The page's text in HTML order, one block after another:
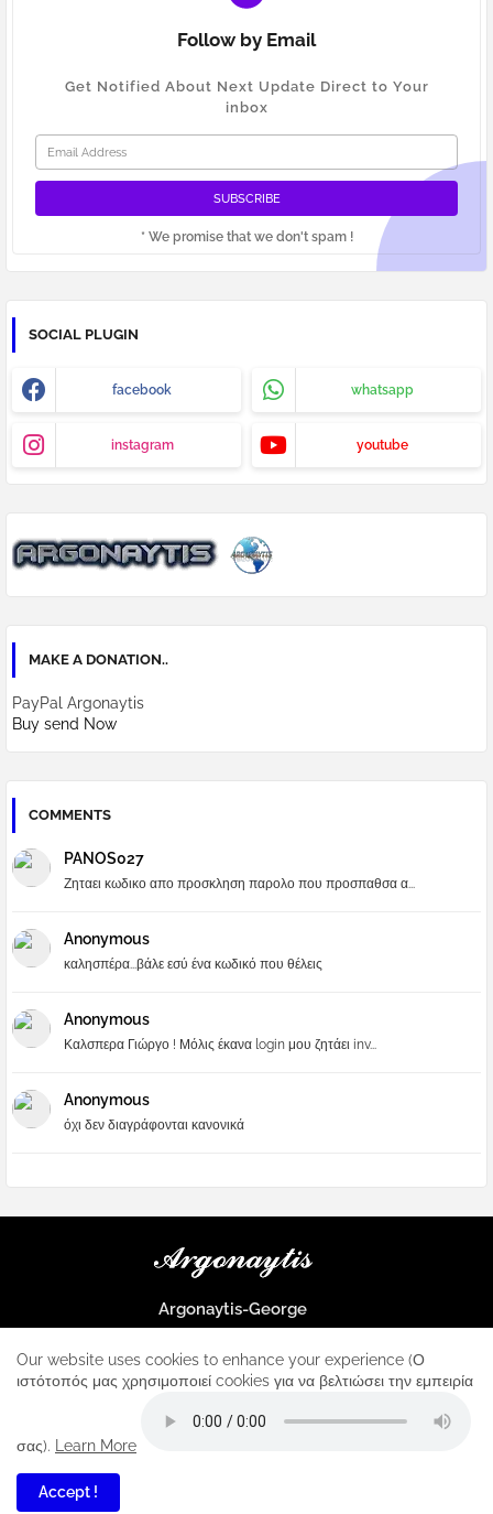
Follow by Email
Get Notified About Next Update Direct to Your
inbox
* We promise that we don't spam !
SOCIAL PLUGIN
facebook whatsapp
instagram youtube
MAKE A DONATION..
PayPal Argonaytis
Buy send Now
COMMENTS
PANOS027
Ζηταει κωδικο απο προσκληση παρολο που προσπαθσα α...
Anonymous
καλησπέρα...βάλε εσύ ένα κωδικό που θέλεις
Anonymous
Καλσπερα Γιώργο ! Μόλις έκανα login μου ζητάει inv...
Anonymous
όχι δεν διαγράφονται κανονικά
Argonaytis-George
μοναδικός σταθμός για κάθε iphone
All Right Reserved Copyright ...
Home
Our website uses cookies to enhance your experience (Ο
ιστότοπός μας χρησιμοποιεί cookies για να βελτιώσει την εμπειρία
σας). Learn More
Accept !